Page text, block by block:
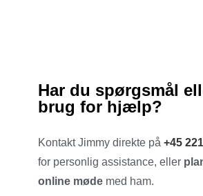
Har du spørgsmål
brug for hjælp?
Kontakt Jimmy direkte på+45
for personlig assistance, eller
online møde med ham.